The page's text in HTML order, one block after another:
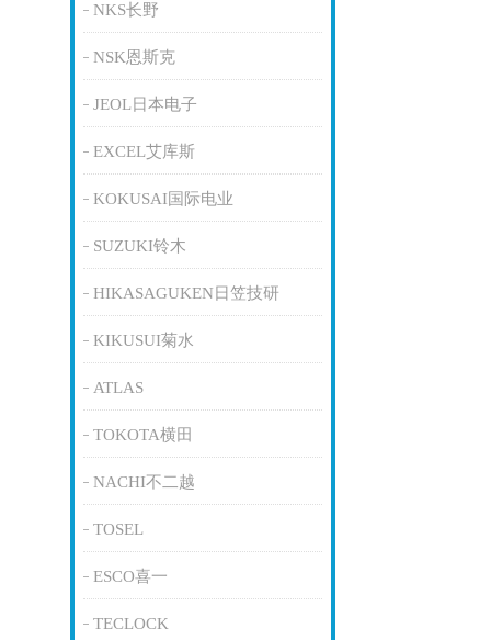
NKS长野
NSK恩斯克
JEOL日本电子
EXCEL艾库斯
KOKUSAI国际电业
SUZUKI铃木
HIKASAGUKEN日笠技研
KIKUSUI菊水
ATLAS
TOKOTA横田
NACHI不二越
TOSEL
ESCO喜一
TECLOCK